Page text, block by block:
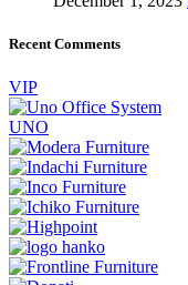
Recent Comments
VIP
UNO